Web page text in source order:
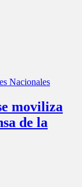
Nacionales
moviliza
de la